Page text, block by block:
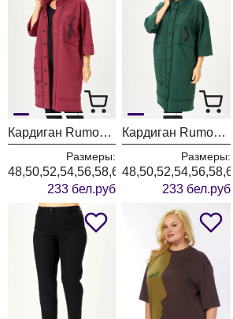
Кардиган Rumoda 2019 бордовый
Размеры:
48,50,52,54,56,58,60,62
233 бел.руб
Кардиган Rumoda 2019 темно-зеленый
Размеры:
233 бел.руб